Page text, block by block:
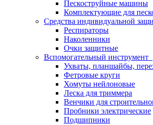
Пескоструйные машины
Комплектующие для
Средства индивидуальной
Респираторы
Наколенники
Очки защитные
Вспомогательный инструмент
Ухваты, планшайбы,
Фетровые круги
Хомуты нейлоновые
Леска для триммера
Венчики для
Пробники электрические
Подшипники